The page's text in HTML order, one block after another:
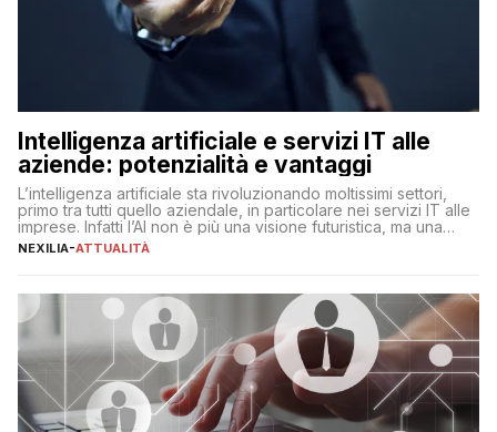
Intelligenza artificiale e servizi IT alle
aziende: potenzialità e vantaggi
L’intelligenza artificiale sta rivoluzionando moltissimi settori,
primo tra tutti quello aziendale, in particolare nei servizi IT alle
imprese. Infatti l’AI non è più una visione futuristica, ma una
realtà operativa che sta portando a un cambio significativo in
operazioni, bensì comporta […]
NEXILIA-ATTUALITÀ